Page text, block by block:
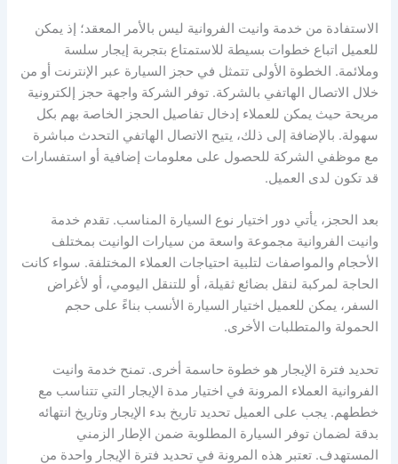
الاستفادة من خدمة وانيت الفروانية ليس بالأمر المعقد؛ إذ يمكن
للعميل اتباع خطوات بسيطة للاستمتاع بتجربة إيجار سلسة
وملائمة. الخطوة الأولى تتمثل في حجز السيارة عبر الإنترنت أو من
خلال الاتصال الهاتفي بالشركة. توفر الشركة واجهة حجز إلكترونية
مريحة حيث يمكن للعملاء إدخال تفاصيل الحجز الخاصة بهم بكل
سهولة. بالإضافة إلى ذلك، يتيح الاتصال الهاتفي التحدث مباشرة
مع موظفي الشركة للحصول على معلومات إضافية أو استفسارات
قد تكون لدى العميل.
بعد الحجز، يأتي دور اختيار نوع السيارة المناسب. تقدم خدمة
وانيت الفروانية مجموعة واسعة من سيارات الوانيت بمختلف
الأحجام والمواصفات لتلبية احتياجات العملاء المختلفة. سواء كانت
الحاجة لمركبة لنقل بضائع ثقيلة، أو للتنقل اليومي، أو لأغراض
السفر، يمكن للعميل اختيار السيارة الأنسب بناءً على حجم
الحمولة والمتطلبات الأخرى.
تحديد فترة الإيجار هو خطوة حاسمة أخرى. تمنح خدمة وانيت
الفروانية العملاء المرونة في اختيار مدة الإيجار التي تتناسب مع
خططهم. يجب على العميل تحديد تاريخ بدء الإيجار وتاريخ انتهائه
بدقة لضمان توفر السيارة المطلوبة ضمن الإطار الزمني
المستهدف. تعتبر هذه المرونة في تحديد فترة الإيجار واحدة من